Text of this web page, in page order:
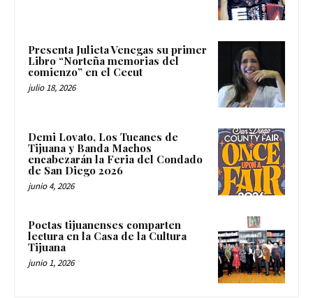
Presenta Julieta Venegas su primer
Libro “Norteña memorias del
comienzo” en el Cecut
julio 18, 2026
Demi Lovato, Los Tucanes de
Tijuana y Banda Machos
encabezarán la Feria del Condado
de San Diego 2026
junio 4, 2026
Poetas tijuanenses comparten
lectura en la Casa de la Cultura
Tijuana
junio 1, 2026